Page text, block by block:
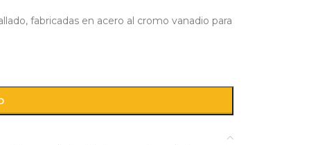
fabricadas en acero al cromo vanadio para